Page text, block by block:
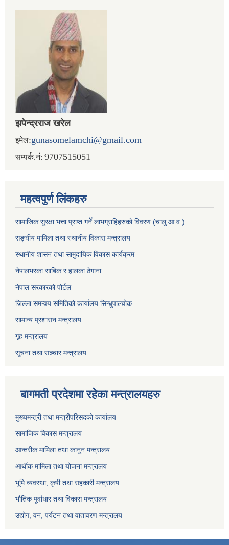
झपेन्द्रराज खरेल
इमेल:gunasomelamchi@gmail.com
सम्पर्क.नं: 9707515051
महत्वपुर्ण लिंकहरु
सामाजिक सुरक्षा भत्ता प्राप्त गर्ने लाभग्राहिहरुको विवरण (चालु आ.व.)
सङ्घीय मामिला तथा स्थानीय विकास मन्त्रालय
स्थानीय शासन तथा सामुदायिक विकास कार्यक्रम
नेपालभरका साबिक र हालका ठेगाना
नेपाल सरकारको पोर्टल
जिल्ला समन्वय समितिको कार्यालय सिन्धुपाल्चोक
सामान्य प्रशासन मन्त्रालय
गृह मन्त्रालय
सूचना तथा सञ्चार मन्त्रालय
बागमती प्रदेशमा रहेका मन्त्रालयहरु
मुख्यमन्त्री तथा मन्त्रीपरिसदको कार्यालय
सामाजिक विकास मन्त्रालय
आन्तरीक मामिला तथा कानुन मन्त्रालय
आर्थीक मामिला तथा योजना मन्त्रालय
भूमि व्यवस्था, कृषी तथा सहकारी मन्त्रालय
भौतिक पूर्वाधार तथा विकास मन्त्रालय
उद्योग, वन, पर्यटन तथा वातावरण मन्त्रालय